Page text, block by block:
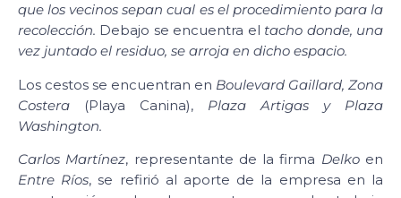
que los vecinos sepan cual es el procedimiento para la
recolección. Debajo se encuentra el tacho donde, una
vez juntado el residuo, se arroja en dicho espacio.
Los cestos se encuentran en Boulevard Gaillard, Zona
Costera (Playa Canina), Plaza Artigas y Plaza
Washington.
Carlos Martínez, representante de la firma Delkoen
Entre Ríos, se refirió al aporte de la empresa en la